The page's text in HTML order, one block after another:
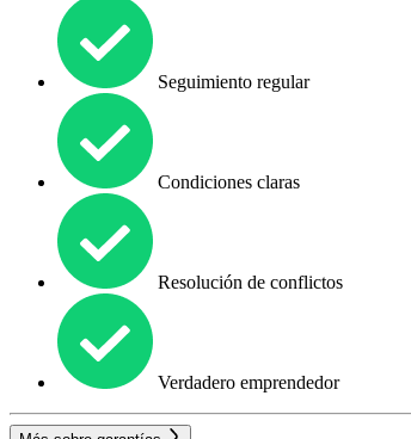
Seguimiento regular
Condiciones claras
Resolución de conflictos
Verdadero emprendedor